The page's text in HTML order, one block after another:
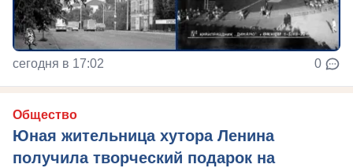
сегодня в 17:02 0
Общество
Юная жительница хутора Ленина
получила творческий подарок на